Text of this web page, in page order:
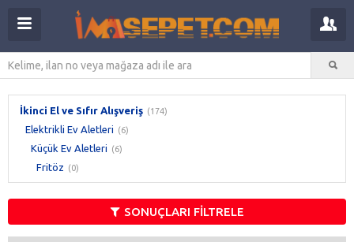
İkinci El ve Sıfır Alışveriş (174)
Elektrikli Ev Aletleri (6)
Küçük Ev Aletleri (6)
Fritöz (0)
SONUÇLARI FİLTRELE